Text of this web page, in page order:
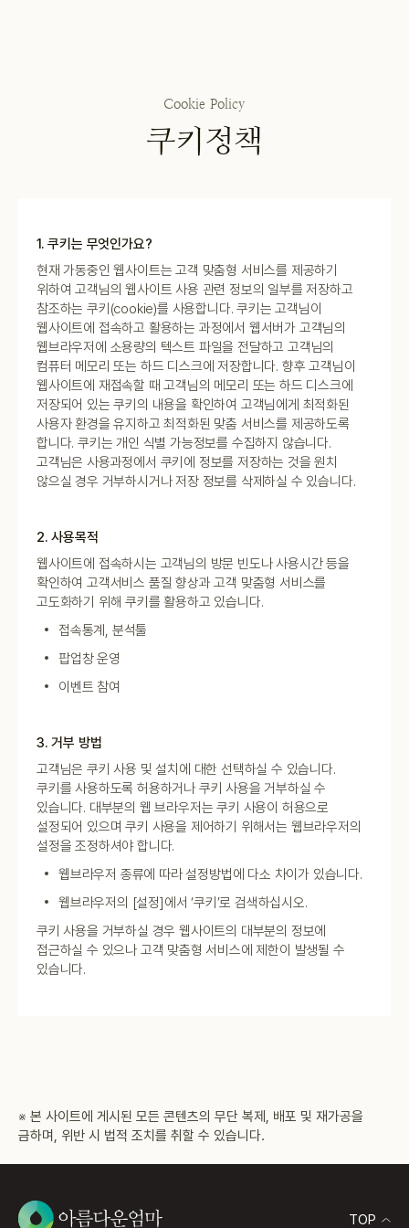
Cookie Policy
쿠키정책
1. 쿠키는 무엇인가요?
현재 가동중인 웹사이트는 고객 맞춤형 서비스를 제공하기
위하여 고객님의 웹사이트 사용 관련 정보의 일부를 저장하고
참조하는 쿠키(cookie)를 사용합니다. 쿠키는 고객님이
웹사이트에 접속하고 활용하는 과정에서 웹서버가 고객님의
웹브라우저에 소용량의 텍스트 파일을 전달하고 고객님의
컴퓨터 메모리 또는 하드 디스크에 저장합니다. 향후 고객님이
웹사이트에 재접속할 때 고객님의 메모리 또는 하드 디스크에
저장되어 있는 쿠키의 내용을 확인하여 고객님에게 최적화된
사용자 환경을 유지하고 최적화된 맞춤 서비스를 제공하도록
합니다. 쿠키는 개인 식별 가능정보를 수집하지 않습니다.
고객님은 사용과정에서 쿠키에 정보를 저장하는 것을 원치
않으실 경우 거부하시거나 저장 정보를 삭제하실 수 있습니다.
2. 사용목적
웹사이트에 접속하시는 고객님의 방문 빈도나 사용시간 등을
확인하여 고객서비스 품질 향상과 고객 맞춤형 서비스를
고도화하기 위해 쿠키를 활용하고 있습니다.
접속통계, 분석툴
팝업창 운영
이벤트 참여
3. 거부 방법
고객님은 쿠키 사용 및 설치에 대한 선택하실 수 있습니다.
쿠키를 사용하도록 허용하거나 쿠키 사용을 거부하실 수
있습니다. 대부분의 웹 브라우저는 쿠키 사용이 허용으로
설정되어 있으며 쿠키 사용을 제어하기 위해서는 웹브라우저의
설정을 조정하셔야 합니다.
웹브라우저 종류에 따라 설정방법에 다소 차이가 있습니다.
웹브라우저의 [설정]에서 ‘쿠키’로 검색하십시오.
쿠키 사용을 거부하실 경우 웹사이트의 대부분의 정보에
접근하실 수 있으나 고객 맞춤형 서비스에 제한이 발생될 수
있습니다.
※ 본 사이트에 게시된 모든 콘텐츠의 무단 복제, 배포 및 재가공을
금하며, 위반 시 법적 조치를 취할 수 있습니다.
TOP